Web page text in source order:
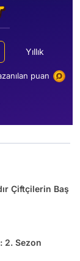
Yıllık
puan
Çiftçilerin Baş
2. Sezon